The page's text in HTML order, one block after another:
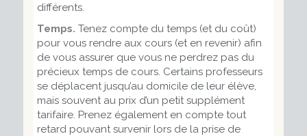
différents.
Temps. Tenez compte du temps (et du coût)
pour vous rendre aux cours (et en revenir) afin
de vous assurer que vous ne perdrez pas du
précieux temps de cours. Certains professeurs
se déplacent jusqu’au domicile de leur élève,
mais souvent au prix d’un petit supplément
tarifaire. Prenez également en compte tout
retard pouvant survenir lors de la prise de